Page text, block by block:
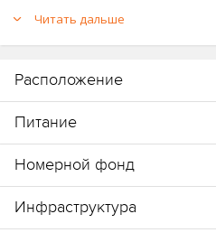
На пляж ходит бесплатный автобус.
Yucatan,Riu Palace Riviera Maya
Читать дальше
Расположение
Питание
Номерной фонд
Инфраструктура